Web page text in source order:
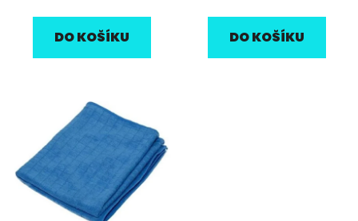
DO KOŠÍKU DO KOŠÍKU